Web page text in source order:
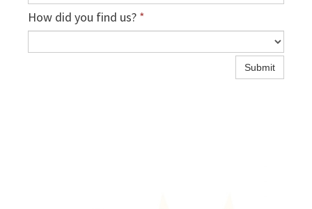
How did you find us? *
Submit